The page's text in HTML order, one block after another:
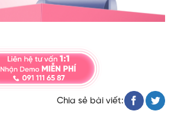
Chia sẻ bài viết: